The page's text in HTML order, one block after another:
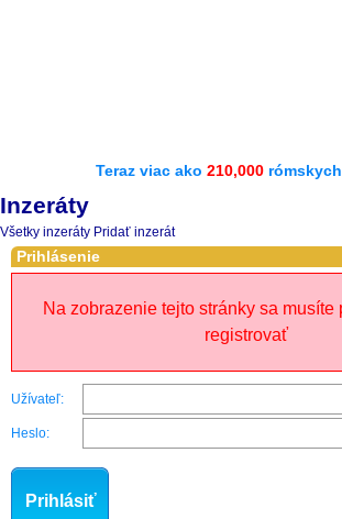
Teraz viac ako 210,000
Inzeráty
Všetky inzeráty Pridať inzerát
Prihlásenie
Na zobrazenie tejto stránky sa
registrovať
Užívateľ:
Heslo:
Prihlásiť